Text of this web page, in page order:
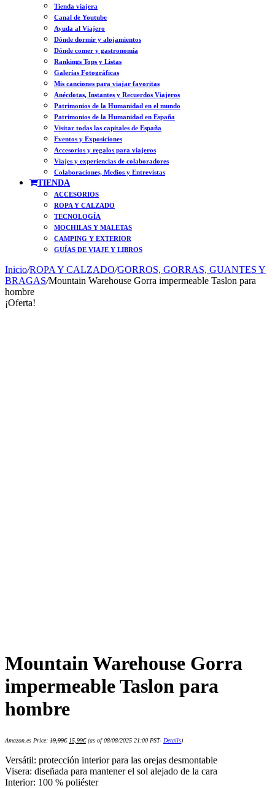
Tienda viajera
Canal de Youtube
Ayuda al Viajero
Dónde dormir y alojamientos
Dónde comer y gastronomía
Rankings Tops y Listas
Galerías Fotográficas
Mis canciones para viajar favoritas
Anécdotas, Instantes y Recuerdos Viajeros
Patrimonios de la Humanidad en el mundo
Patrimonios de la Humanidad en España
Visitar todas las capitales de España
Eventos y Exposiciones
Accesorios y regalos para viajeros
Viajes y experiencias de colaboradores
Colaboraciones, Medios y Entrevistas
TIENDA
ACCESORIOS
ROPA Y CALZADO
TECNOLOGÍA
MOCHILAS Y MALETAS
CAMPING Y EXTERIOR
GUÍAS DE VIAJE Y LIBROS
Inicio/ROPA Y CALZADO/GORROS, GORRAS, GUANTES Y
BRAGAS/Mountain Warehouse Gorra impermeable Taslon para
hombre
¡Oferta!
Mountain Warehouse Gorra
impermeable Taslon para
hombre
Amazon.es Price: 19,99€ precio
era:
19,99€.
15,99€precio
es:
15,99€.
(as of 08/08/2025 21:00 PST- Details)
Versátil: protección interior para las orejas desmontable
Visera: diseñada para mantener el sol alejado de la cara
Interior: 100 % poliéster